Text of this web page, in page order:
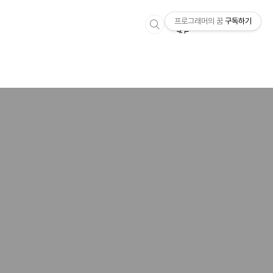
프로그래머의 꿈 구독하기